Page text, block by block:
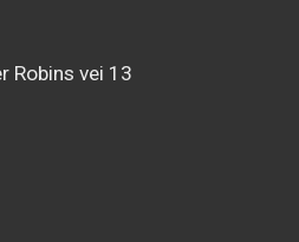
Robins vei 13